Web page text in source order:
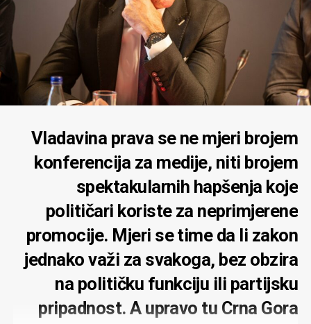
Vladavina prava se ne mjeri brojem
konferencija za medije, niti brojem
spektakularnih hapšenja koje
političari koriste za neprimjerene
promocije. Mjeri se time da li zakon
jednako važi za svakoga, bez obzira
na političku funkciju ili partijsku
pripadnost. A upravo tu Crna Gora